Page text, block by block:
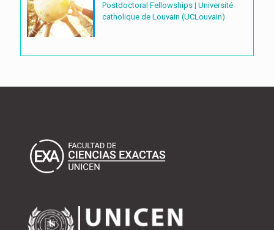
Postdoctoral Fellowships | Université
catholique de Louvain (UCLouvain)